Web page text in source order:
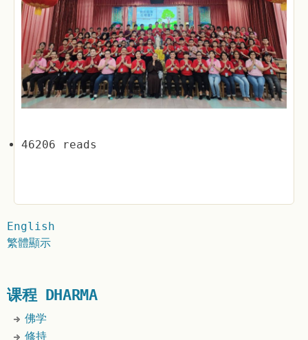
46206 reads
English
繁體顯示
课程 DHARMA
佛学
修持